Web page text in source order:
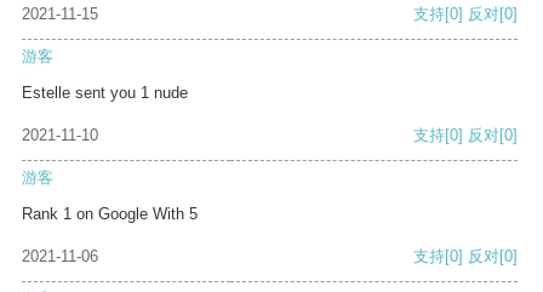
2021-11-15 支持[0] 反对[0]
游客
Estelle sent you 1 nude
2021-11-10 支持[0] 反对[0]
游客
Rank 1 on Google With 5
2021-11-06 支持[0] 反对[0]